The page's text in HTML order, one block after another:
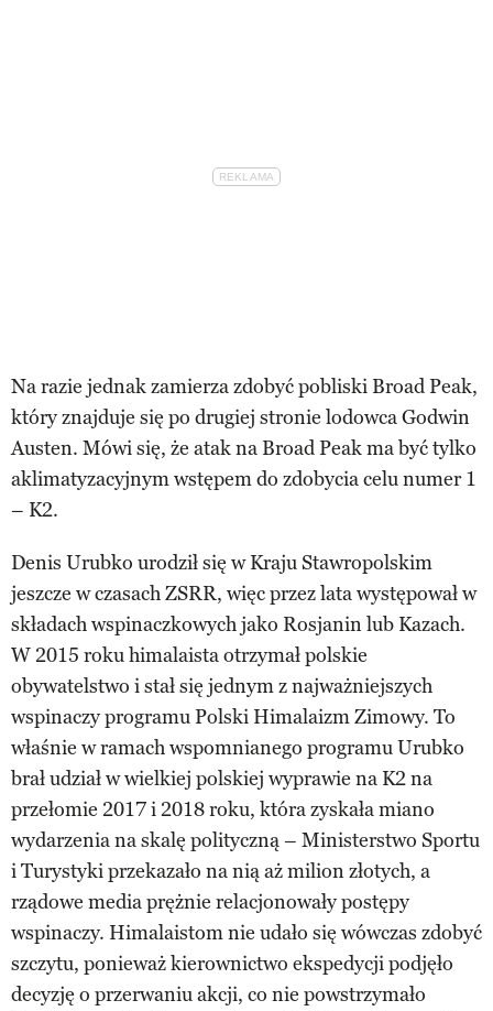
Na razie jednak zamierza zdobyć pobliski Broad Peak,
który znajduje się po drugiej stronie lodowca Godwin
Austen. Mówi się, że atak na Broad Peak ma być tylko
aklimatyzacyjnym wstępem do zdobycia celu numer 1
– K2.
Denis Urubko urodził się w Kraju Stawropolskim
jeszcze w czasach ZSRR, więc przez lata występował w
składach wspinaczkowych jako Rosjanin lub Kazach.
W 2015 roku himalaista otrzymał polskie
obywatelstwo i stał się jednym z najważniejszych
wspinaczy programu Polski Himalaizm Zimowy. To
właśnie w ramach wspomnianego programu Urubko
brał udział w wielkiej polskiej wyprawie na K2 na
przełomie 2017 i 2018 roku, która zyskała miano
wydarzenia na skalę polityczną – Ministerstwo Sportu
i Turystyki przekazało na nią aż milion złotych, a
rządowe media prężnie relacjonowały postępy
wspinaczy. Himalaistom nie udało się wówczas zdobyć
szczytu, ponieważ kierownictwo ekspedycji podjęło
decyzję o przerwaniu akcji, co nie powstrzymało